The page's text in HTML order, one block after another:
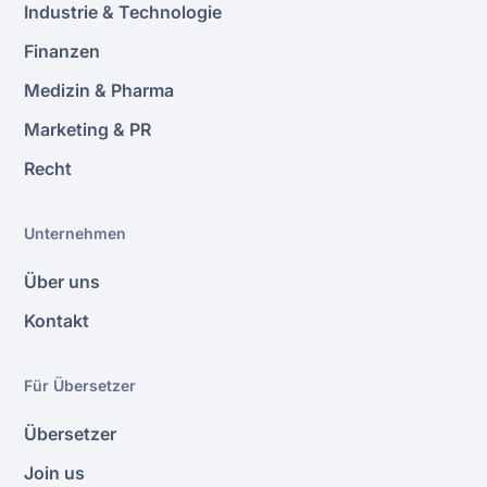
Türkisch-Dolmetscherinnen und -Dolmetscher
Konferenzen, Verhandlungen und im
unerlässlich ist, entscheidende Unterstützung.
Gemeinsam sorgen diese Fachleute dafür, dass
und kulturell an die türkischsprachige Welt
Industrie & Technologie
Finanzen
Medizin & Pharma
Marketing & PR
Recht
Unternehmen
Über uns
Kontakt
Für Übersetzer
Übersetzer
Join us